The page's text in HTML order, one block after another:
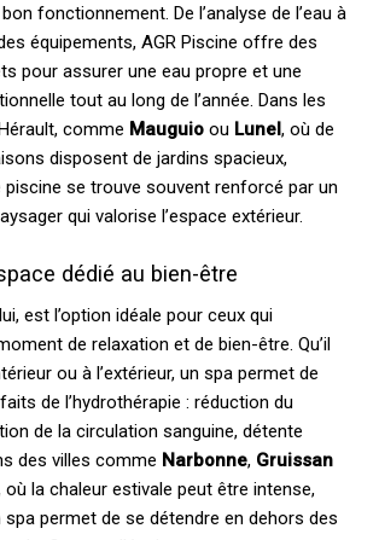
fonctionnement. De l’analyse de l’eau à
équipements, AGR Piscine offre des
pour assurer une eau propre et une
tout au long de l’année. Dans les
comme Mauguioou Lunel, où de
disposent de jardins spacieux,
piscine se trouve souvent renforcé par un
qui valorise l’espace extérieur.
dédié au bien-être
est l’option idéale pour ceux qui
de relaxation et de bien-être. Qu’il
ou à l’extérieur, un spa permet de
de l’hydrothérapie : réduction du
de la circulation sanguine, détente
des villes comme Narbonne, Gruissan
où la chaleur estivale peut être intense,
spa permet de se détendre en dehors des